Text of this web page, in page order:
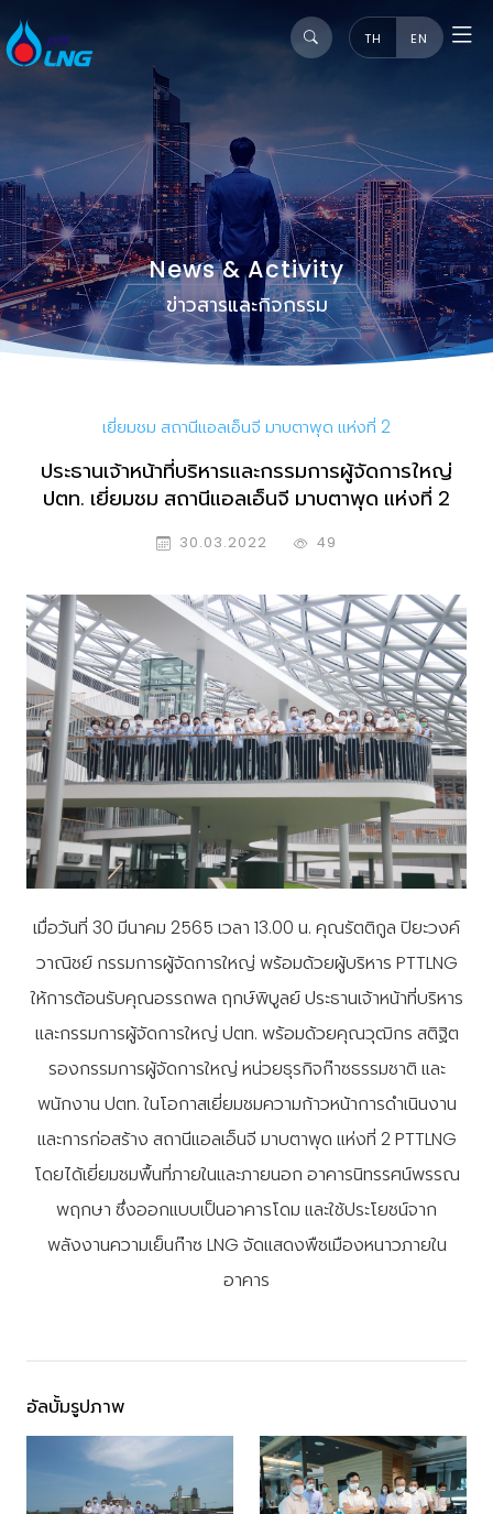
TH EN
News & Activity
ข่าวสารและกิจกรรม
เยี่ยมชม สถานีแอลเอ็นจี มาบตาพุด แห่งที่ 2
ประธานเจ้าหน้าที่บริหารและกรรมการผู้จัดการใหญ่
ปตท. เยี่ยมชม สถานีแอลเอ็นจี มาบตาพุด แห่งที่ 2
30.03.2022 49
เมื่อวันที่ 30 มีนาคม 2565 เวลา 13.00 น. คุณรัตติกูล ปิยะวงค์
วาณิชย์ กรรมการผู้จัดการใหญ่ พร้อมด้วยผู้บริหาร PTTLNG
ให้การต้อนรับคุณอรรถพล ฤกษ์พิบูลย์ ประธานเจ้าหน้าที่บริหาร
และกรรมการผู้จัดการใหญ่ ปตท. พร้อมด้วยคุณวุฒิกร สติฐิต
รองกรรมการผู้จัดการใหญ่ หน่วยธุรกิจก๊าซธรรมชาติ และ
พนักงาน ปตท. ในโอกาสเยี่ยมชมความก้าวหน้าการดำเนินงาน
และการก่อสร้าง สถานีแอลเอ็นจี มาบตาพุด แห่งที่ 2 PTTLNG
โดยได้เยี่ยมชมพื้นที่ภายในและภายนอก อาคารนิทรรศน์พรรณ
พฤกษา ซึ่งออกแบบเป็นอาคารโดม และใช้ประโยชน์จาก
พลังงานความเย็นก๊าซ LNG จัดแสดงพืชเมืองหนาวภายใน
อาคาร
อัลบั้มรูปภาพ